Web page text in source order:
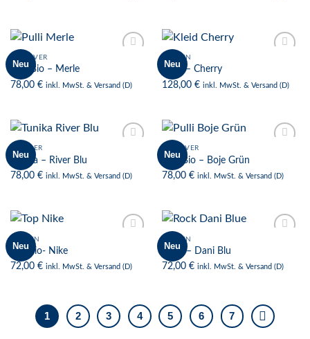
Neu
PULLOVER
Pulli Bio – Merle
78,00 € inkl. MwSt. & Versand (D)
Neu
FRAUEN
Kleid – Cherry
128,00 € inkl. MwSt. & Versand (D)
Neu
MÄNNER
Tunika – River Blu
78,00 € inkl. MwSt. & Versand (D)
Neu
Wunschliste
PULLOVER
Pulli Bio – Boje Grün
78,00 € inkl. MwSt. & Versand (D)
Neu
FRAUEN
Top Bio- Nike
72,00 € inkl. MwSt. & Versand (D)
Neu
FRAUEN
Rock – Dani Blu
72,00 € inkl. MwSt. & Versand (D)
1 2 3 4 5 6 7